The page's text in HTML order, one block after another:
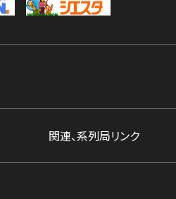
関連、系列局リンク